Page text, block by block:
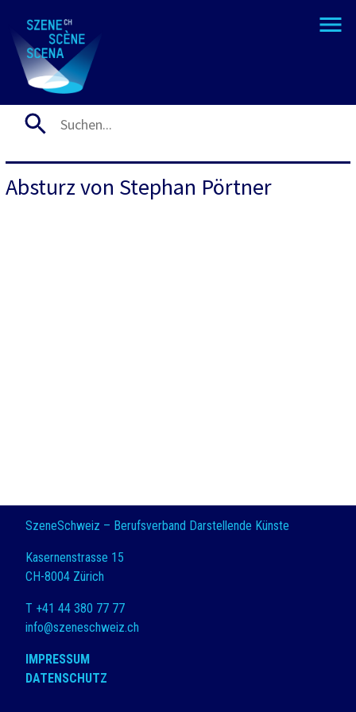
Absturz von Stephan Pörtner
SzeneSchweiz – Berufsverband Darstellende Künste
Kasernenstrasse 15
CH-8004 Zürich
T +41 44 380 77 77
info@szeneschweiz.ch
IMPRESSUM
DATENSCHUTZ